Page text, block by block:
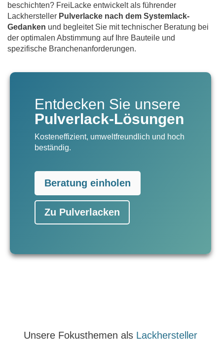
beschichten? FreiLacke entwickelt als führender
Lackhersteller Pulverlacke nach dem Systemlack-
Gedanken und begleitet Sie mit technischer Beratung bei
der optimalen Abstimmung auf Ihre Bauteile und
spezifische Branchenanforderungen.
Entdecken Sie unsere
Pulverlack-Lösungen
Kosteneffizient, umweltfreundlich und hoch
beständig.
Beratung einholen
Zu Pulverlacken
Unsere Fokusthemen als Lackhersteller